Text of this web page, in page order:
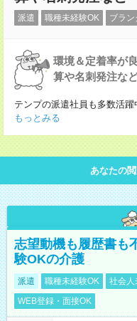
派遣 職種未経験OK ブラン
環境＆定着率が
算や名刺発注な
テンプの派遣社員も多数活
もっとみる
あなたの
志望動機も履歴書も
験OKの介護
派遣 職種未経験OK 社会人
WEB登録・面接OK